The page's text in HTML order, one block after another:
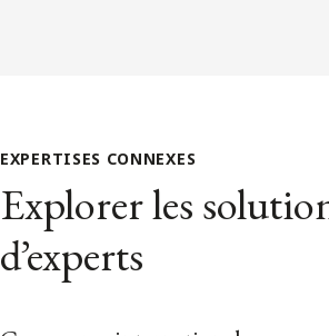
EXPERTISES CONNEXES
Explorer les
d’experts